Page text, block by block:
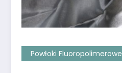
Powłoki Fluoropolimerowe